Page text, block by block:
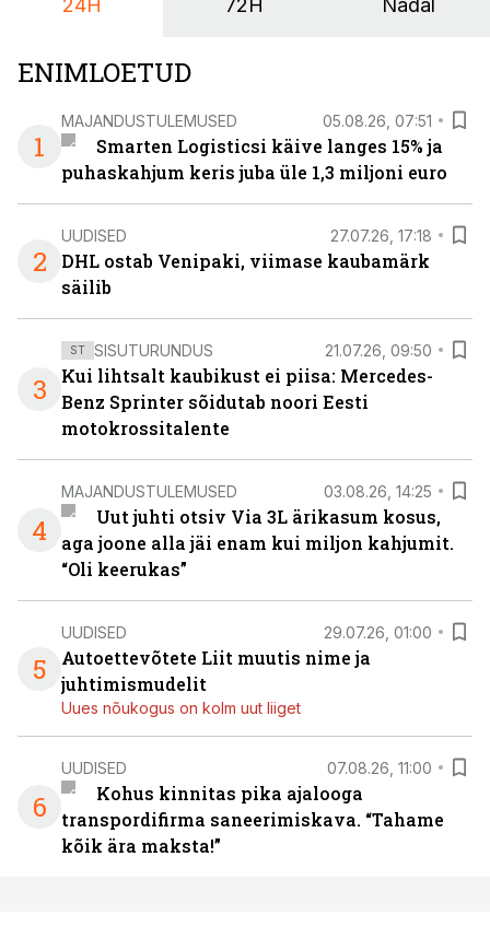
24H 72H Nädal
ENIMLOETUD
1
MAJANDUSTULEMUSED 05.08.26, 07:51
Smarten Logisticsi käive langes 15% ja
puhaskahjum keris juba üle 1,3 miljoni euro
2
UUDISED 27.07.26, 17:18
DHL ostab Venipaki, viimase kaubamärk
säilib
3
ST SISUTURUNDUS 21.07.26, 09:50
Kui lihtsalt kaubikust ei piisa: Mercedes-
Benz Sprinter sõidutab noori Eesti
motokrossitalente
4
MAJANDUSTULEMUSED 03.08.26, 14:25
Uut juhti otsiv Via 3L ärikasum kosus,
aga joone alla jäi enam kui miljon kahjumit.
“Oli keerukas”
5
UUDISED 29.07.26, 01:00
Autoettevõtete Liit muutis nime ja
juhtimismudelit
Uues nõukogus on kolm uut liiget
6
UUDISED 07.08.26, 11:00
Kohus kinnitas pika ajalooga
transpordifirma saneerimiskava. “Tahame
kõik ära maksta!”